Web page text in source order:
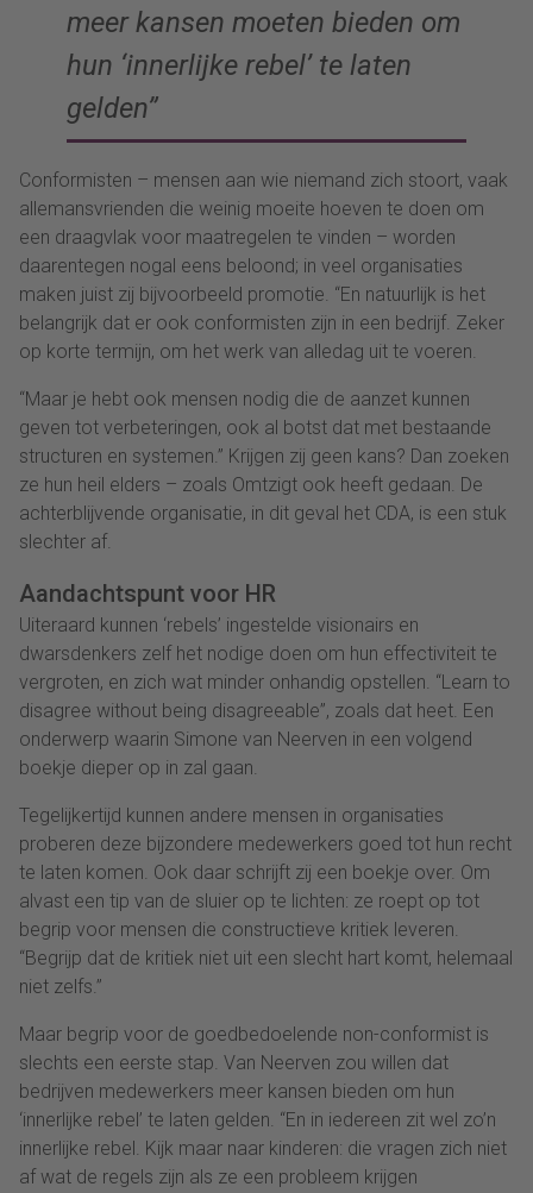
meer kansen moeten bieden om
hun ‘innerlijke rebel’ te laten
gelden”
Conformisten – mensen aan wie niemand zich stoort, vaak
allemansvrienden die weinig moeite hoeven te doen om
een draagvlak voor maatregelen te vinden – worden
daarentegen nogal eens beloond; in veel organisaties
maken juist zij bijvoorbeeld promotie. “En natuurlijk is het
belangrijk dat er ook conformisten zijn in een bedrijf. Zeker
op korte termijn, om het werk van alledag uit te voeren.
“Maar je hebt ook mensen nodig die de aanzet kunnen
geven tot verbeteringen, ook al botst dat met bestaande
structuren en systemen.” Krijgen zij geen kans? Dan zoeken
ze hun heil elders – zoals Omtzigt ook heeft gedaan. De
achterblijvende organisatie, in dit geval het CDA, is een stuk
slechter af.
Aandachtspunt voor HR
Uiteraard kunnen ‘rebels’ ingestelde visionairs en
dwarsdenkers zelf het nodige doen om hun effectiviteit te
vergroten, en zich wat minder onhandig opstellen. “Learn to
disagree without being disagreeable”, zoals dat heet. Een
onderwerp waarin Simone van Neerven in een volgend
boekje dieper op in zal gaan.
Tegelijkertijd kunnen andere mensen in organisaties
proberen deze bijzondere medewerkers goed tot hun recht
te laten komen. Ook daar schrijft zij een boekje over. Om
alvast een tip van de sluier op te lichten: ze roept op tot
begrip voor mensen die constructieve kritiek leveren.
“Begrijp dat de kritiek niet uit een slecht hart komt, helemaal
niet zelfs.”
Maar begrip voor de goedbedoelende non-conformist is
slechts een eerste stap. Van Neerven zou willen dat
bedrijven medewerkers meer kansen bieden om hun
‘innerlijke rebel’ te laten gelden. “En in iedereen zit wel zo’n
innerlijke rebel. Kijk maar naar kinderen: die vragen zich niet
af wat de regels zijn als ze een probleem krijgen